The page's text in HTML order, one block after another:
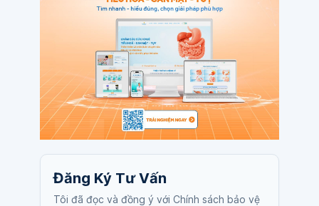
Đăng Ký Tư Vấn
Tôi đã đọc và đồng ý với Chính sách bảo vệ